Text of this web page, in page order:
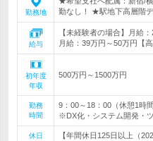
勤務地
勤なし！ ★駅地下高層階
給与
【未経験者の場合】月給
月給：39万円～50万円【
初年度
年収
500万円～1500万円
勤務
時間
9：00～18：00（休憩1時
※DX化・システム開発・
休日
【年間休日125日以上（